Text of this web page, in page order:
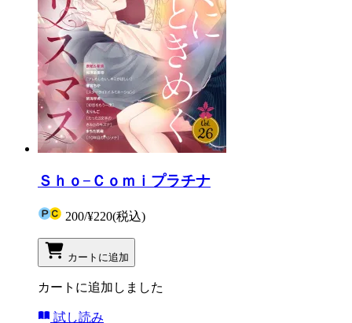
Ｓｈｏ−Ｃｏｍｉプラチナ
200/¥220(税込)
カートに追加
カートに追加しました
試し読み